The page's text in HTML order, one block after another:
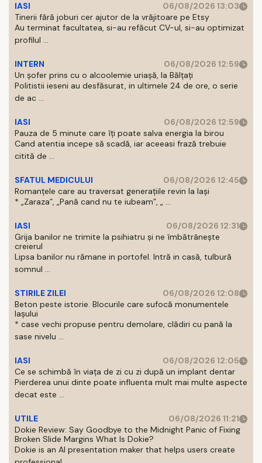
IASI
06/08/2026 13:03
Tinerii fără joburi cer ajutor de la vrăjitoare pe Etsy
Au terminat facultatea, si-au refăcut CV-ul, si-au optimizat
profilul ...
INTERN
06/08/2026 12:59
Un șofer prins cu o alcoolemie uriașă, la Bălțați
Politistii ieseni au desfăsurat, in ultimele 24 de ore, o serie
de ac ...
IASI
06/08/2026 12:59
Pauza de 5 minute care îți poate salva energia la birou
Cand atentia incepe să scadă, iar aceeasi frază trebuie
citită de ...
SFATUL MEDICULUI
06/08/2026 12:45
Romanțele care au traversat generațiile revin la Iași
* „Zaraza”, „Pană cand nu te iubeam”, „ ...
IASI
06/08/2026 12:31
Grija banilor ne trimite la psihiatru și ne îmbătrânește
creierul
Lipsa banilor nu rămane in portofel. Intră in casă, tulbură
somnul ...
STIRILE ZILEI
06/08/2026 12:08
Beton peste istorie. Blocurile care sufocă monumentele
Iașului
* case vechi propuse pentru demolare, clădiri cu pană la
sase nivelu ...
IASI
06/08/2026 12:05
Ce se schimbă în viața de zi cu zi după un implant dentar
Pierderea unui dinte poate influenta mult mai multe aspecte
decat este ...
UTILE
06/08/2026 11:21
Dokie Review: Say Goodbye to the Midnight Panic of Fixing
Broken Slide Margins What Is Dokie?
Dokie is an AI presentation maker that helps users create